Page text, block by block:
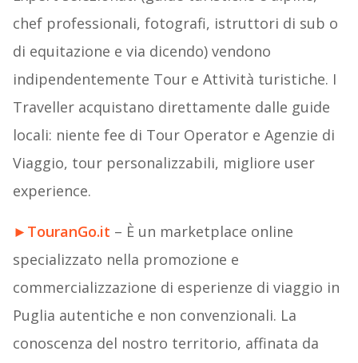
chef professionali, fotografi, istruttori di sub o
di equitazione e via dicendo) vendono
indipendentemente Tour e Attività turistiche. I
Traveller acquistano direttamente dalle guide
locali: niente fee di Tour Operator e Agenzie di
Viaggio, tour personalizzabili, migliore user
experience.
► TouranGo.it – È un marketplace online
specializzato nella promozione e
commercializzazione di esperienze di viaggio in
Puglia autentiche e non convenzionali. La
conoscenza del nostro territorio, affinata da